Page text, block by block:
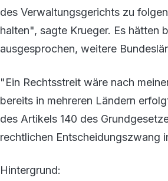
des Verwaltungsgerichts zu
halten", sagte Krueger. Es hätten
ausgesprochen, weitere
"Ein Rechtsstreit wäre nach
bereits in mehreren Ländern
des Artikels 140 des
rechtlichen Entscheidungszwang
Hintergrund: